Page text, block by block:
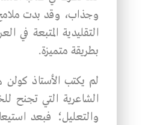
وجذاب، وقد بدت ملامح
التقليدية المتبعة
بطريقة متميزة.
لم يكتب الأستاذ كولن
الشاعرية التي تجنح
والتعليل؛ فبعد